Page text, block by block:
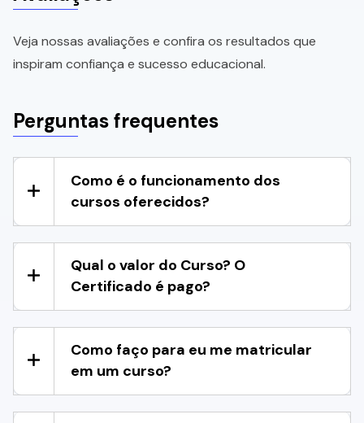
Veja nossas avaliações e confira os resultados que
inspiram confiança e sucesso educacional.
Perguntas frequentes
Como é o funcionamento dos
cursos oferecidos?
Qual o valor do Curso? O
Certificado é pago?
Como faço para eu me matricular
em um curso?